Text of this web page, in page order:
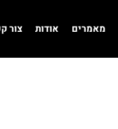
מאמרים אודות צור